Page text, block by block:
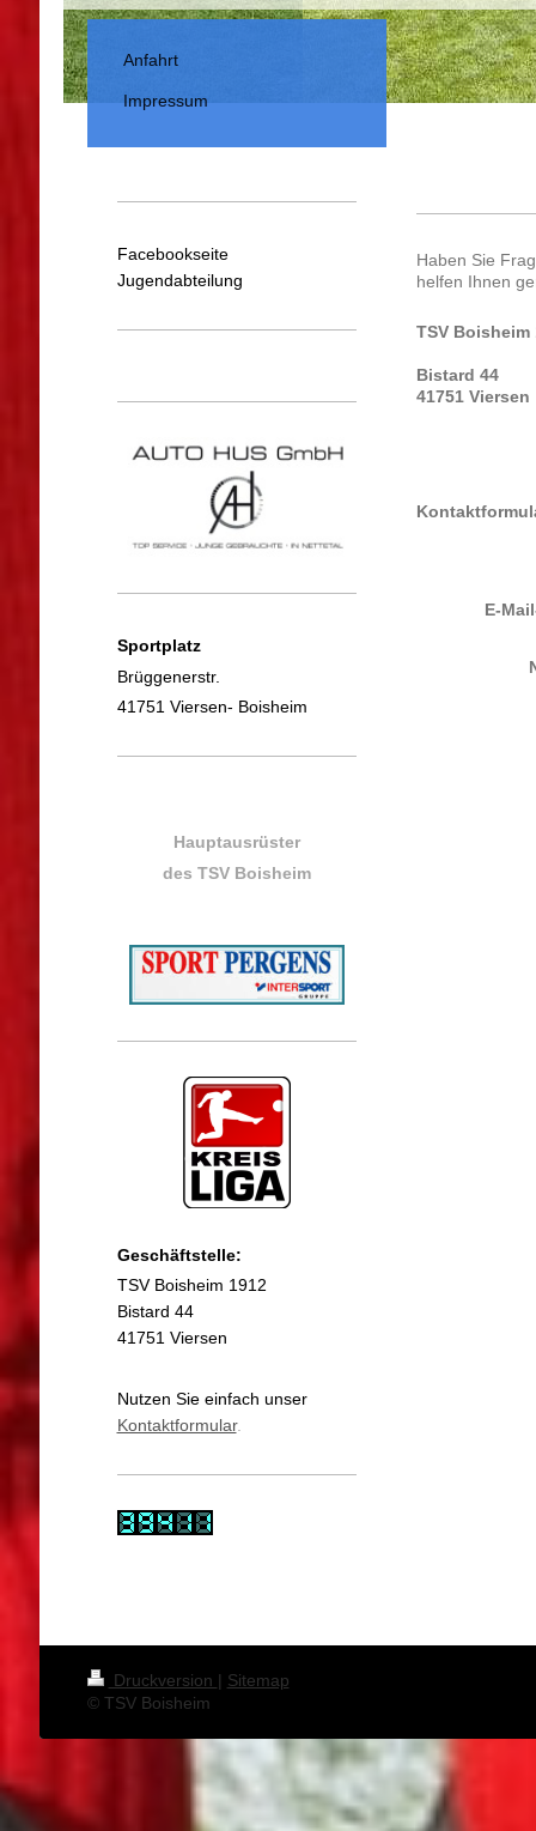
Haben Sie
helfen Ihnen
TSV Boisheim
Bistard 44
41751 Viersen
E-
Anfahrt
Impressum
Facebookseite
Jugendabteilung
Sportplatz
Brüggenerstr.
41751 Viersen- Boisheim
Hauptausrüster
des TSV Boisheim
Geschäftstelle:
TSV Boisheim 1912
Bistard 44
41751 Viersen
Nutzen Sie einfach unser
Kontaktformular.
Druckversion | Sitemap
© TSV Boisheim